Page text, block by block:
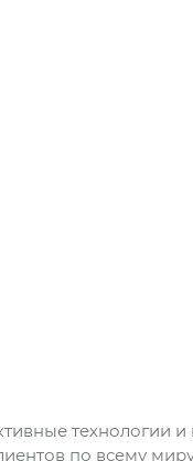
технологии
по всему